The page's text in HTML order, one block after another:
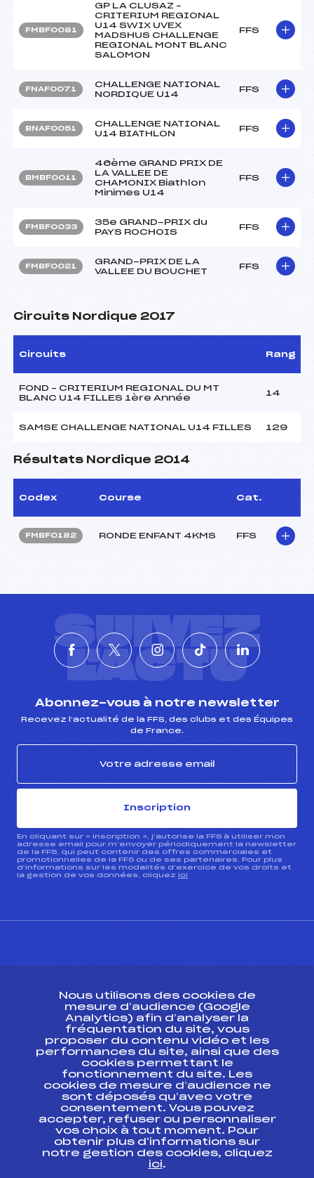
FMBF0081
GP LA CLUSAZ –
CRITERIUM REGIONAL
U14 SWIX UVEX
MADSHUS CHALLENGE
REGIONAL MONT BLANC
SALOMON
FFS
FNAF0071
CHALLENGE NATIONAL
NORDIQUE U14
FFS
BNAF0051
CHALLENGE NATIONAL
U14 BIATHLON
FFS
BMBF0011
46ème GRAND PRIX DE
LA VALLEE DE
CHAMONIX Biathlon
Minimes U14
FFS
FMBF0033
35e GRAND-PRIX du
PAYS ROCHOIS
FFS
FMBF0021
GRAND-PRIX DE LA
VALLEE DU BOUCHET
FFS
Circuits Nordique 2017
Circuits Rang
FOND – CRITERIUM REGIONAL DU MT
BLANC U14 FILLES 1ère Année
14
SAMSE CHALLENGE NATIONAL U14 FILLES 129
Résultats Nordique 2014
Codex Course Cat.
FMBF0182 RONDE ENFANT 4KMS FFS
SUIVEZ
L'ACTU
Abonnez-vous à notre newsletter
Recevez l’actualité de la FFS, des clubs et des Équipes
de France.
Inscription
En cliquant sur « inscription », j’autorise la FFS à utiliser mon
adresse email pour m’envoyer périodiquement la newsletter
de la FFS, qui peut contenir des offres commerciales et
promotionnelles de la FFS ou de ses partenaires. Pour plus
d’informations sur les modalités d’exercice de vos droits et
la gestion de vos données, cliquez ici
ESPACE PRESSE
Ressources
Pass’Neige
Projet sportif fédéral
Projet de performance fédéral
Antidopage
Pôle Développement, Formation, Suivi
Scientifique
Listes ministérielles
Pôle vie de l’athlète
Nous utilisons des cookies de
mesure d’audience (Google
Analytics) afin d’analyser la
fréquentation du site, vous
proposer du contenu vidéo et les
performances du site, ainsi que des
cookies permettant le
fonctionnement du site. Les
cookies de mesure d’audience ne
sont déposés qu’avec votre
consentement. Vous pouvez
accepter, refuser ou personnaliser
vos choix à tout moment. Pour
obtenir plus d'informations sur
notre gestion des cookies, cliquez
ici.